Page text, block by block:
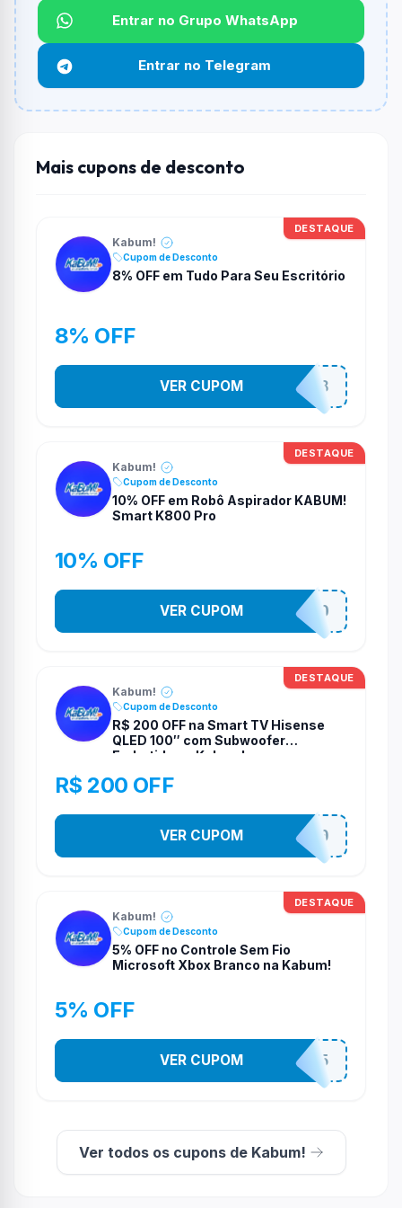
Qual é o desconto máximo?
Não informado ou sem limite.
Funciona em qualquer produto?
Não necessariamente. Depende de itens participantes
e alguns vendedores ou produtos especificos podem
Entrar no Grupo WhatsApp
Entrar no Telegram
Mais cupons de desconto
DESTAQUE
Kabum!
Cupom de Desconto
8% OFF em Tudo Para Seu Escritório
8% OFF
ESTADAOOFFICE8
VER CUPOM
DESTAQUE
Kabum!
Cupom de Desconto
10% OFF em Robô Aspirador KABUM!
Smart K800 Pro
10% OFF
VEMDEROBO
VER CUPOM
DESTAQUE
Kabum!
Cupom de Desconto
R$ 200 OFF na Smart TV Hisense
QLED 100″ com Subwoofer
Embutido na Kabum!
R$ 200 OFF
TELAO200
VER CUPOM
DESTAQUE
Kabum!
Cupom de Desconto
5% OFF no Controle Sem Fio
Microsoft Xbox Branco na Kabum!
5% OFF
CONTRL5
VER CUPOM
Ver todos os cupons de Kabum!